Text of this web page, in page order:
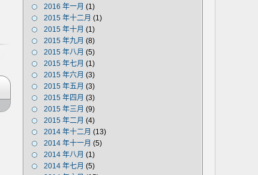
2016 年一月 (1)
2015 年十二月 (1)
2015 年十月 (1)
2015 年九月 (8)
2015 年八月 (5)
2015 年七月 (1)
2015 年六月 (3)
2015 年五月 (3)
2015 年四月 (3)
2015 年三月 (9)
2015 年二月 (4)
2014 年十二月 (13)
2014 年十一月 (5)
2014 年八月 (1)
2014 年七月 (5)